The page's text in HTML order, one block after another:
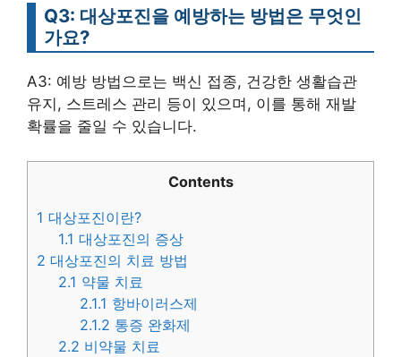
Q3: 대상포진을 예방하는 방법은 무엇인
가요?
A3: 예방 방법으로는 백신 접종, 건강한 생활습관
유지, 스트레스 관리 등이 있으며, 이를 통해 재발
확률을 줄일 수 있습니다.
Contents
1 대상포진이란?
1.1 대상포진의 증상
2 대상포진의 치료 방법
2.1 약물 치료
2.1.1 항바이러스제
2.1.2 통증 완화제
2.2 비약물 치료